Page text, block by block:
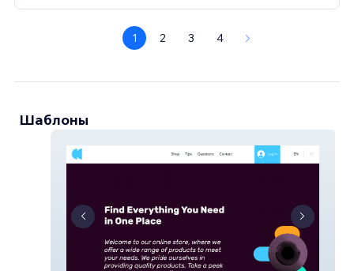
1 2 3 4
Шаблоны